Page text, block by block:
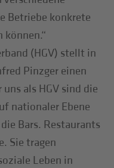
Betriebe konkrete
(HGV) stellt in
Pinzger einen
als HGV sind die
nationaler Ebene
Bars. Restaurants
Sie tragen
Leben in